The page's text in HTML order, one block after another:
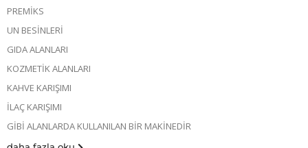
PREMİKS
UN BESİNLERİ
GIDA ALANLARI
KOZMETİK ALANLARI
KAHVE KARIŞIMI
İLAÇ KARIŞIMI
GİBİ ALANLARDA KULLANILAN BİR MAKİNEDİR